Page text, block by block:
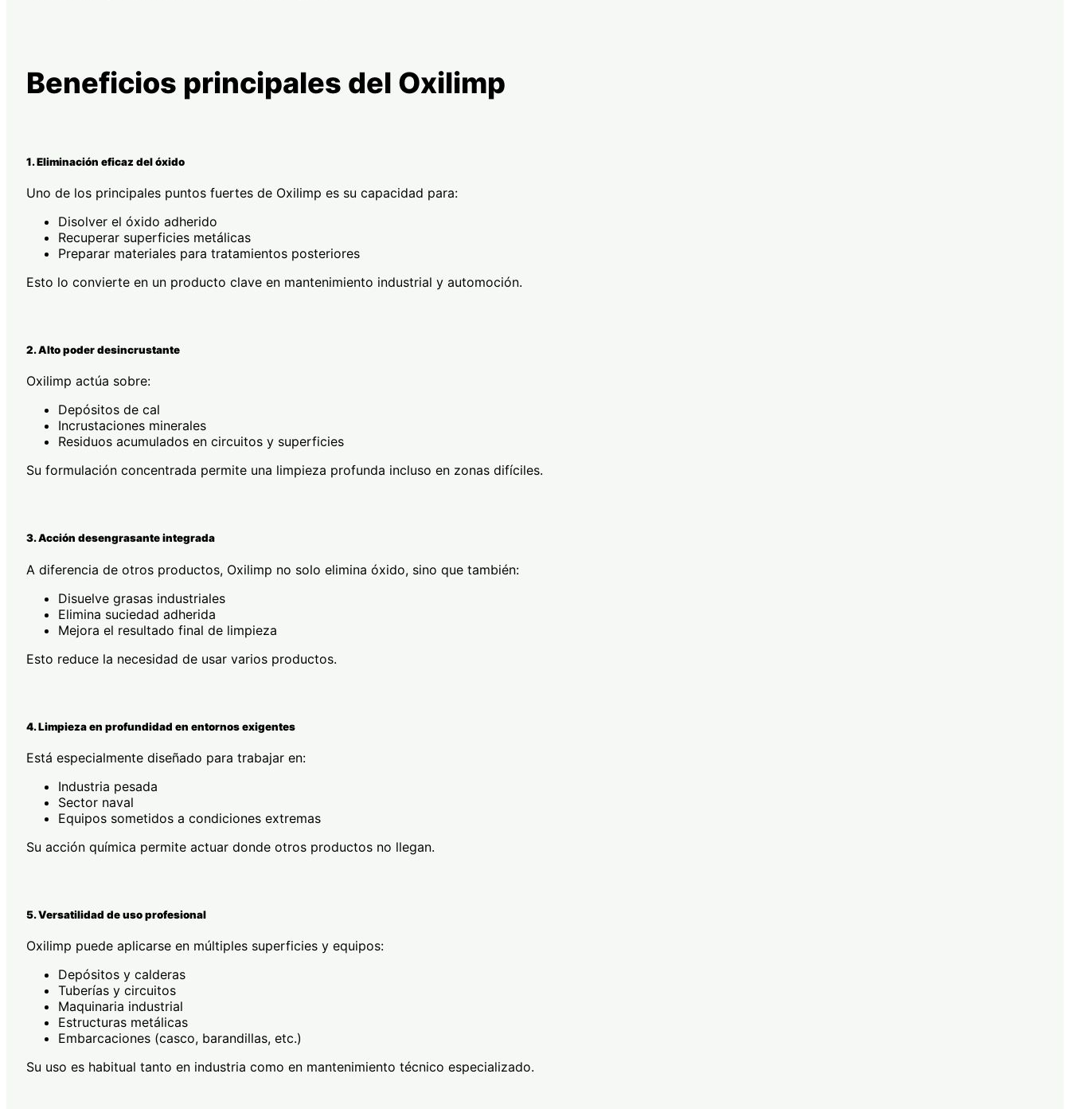
Beneficios principales del Oxilimp
1. Eliminación eficaz del óxido
Uno de los principales puntos fuertes de Oxilimp es su capacidad para:
Disolver el óxido adherido
Recuperar superficies metálicas
Preparar materiales para tratamientos posteriores
Esto lo convierte en un producto clave en mantenimiento industrial y automoción.
2. Alto poder desincrustante
Oxilimp actúa sobre:
Depósitos de cal
Incrustaciones minerales
Residuos acumulados en circuitos y superficies
Su formulación concentrada permite una limpieza profunda incluso en zonas difíciles.
3. Acción desengrasante integrada
A diferencia de otros productos, Oxilimp no solo elimina óxido, sino que también:
Disuelve grasas industriales
Elimina suciedad adherida
Mejora el resultado final de limpieza
Esto reduce la necesidad de usar varios productos.
4. Limpieza en profundidad en entornos exigentes
Está especialmente diseñado para trabajar en:
Industria pesada
Sector naval
Equipos sometidos a condiciones extremas
Su acción química permite actuar donde otros productos no llegan.
5. Versatilidad de uso profesional
Oxilimp puede aplicarse en múltiples superficies y equipos:
Depósitos y calderas
Tuberías y circuitos
Maquinaria industrial
Estructuras metálicas
Embarcaciones (casco, barandillas, etc.)
Su uso es habitual tanto en industria como en mantenimiento técnico especializado.